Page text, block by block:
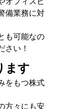
備業務に対
も可能なの
さい！
ます
をもつ株式
方々にも安